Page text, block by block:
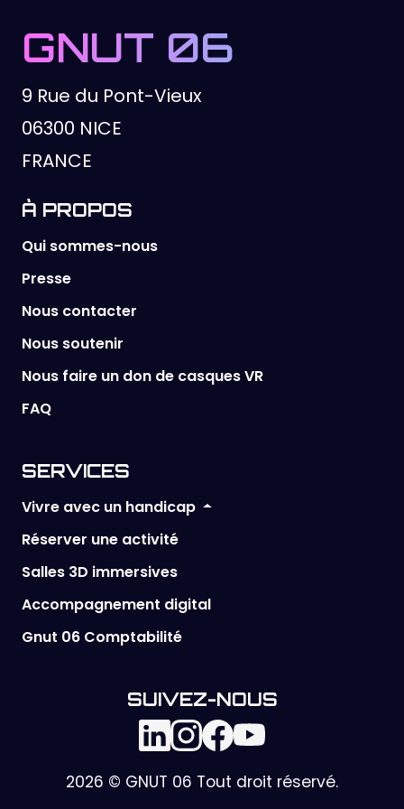
GNUT 06
9 Rue du Pont-Vieux
06300 NICE
FRANCE
À PROPOS
Qui sommes-nous
Presse
Nous contacter
Nous soutenir
Nous faire un don de casques VR
FAQ
SERVICES
Vivre avec un handicap
Réserver une activité
Salles 3D immersives
Accompagnement digital
Gnut 06 Comptabilité
SUIVEZ-NOUS
2026 © GNUT 06 Tout droit réservé.